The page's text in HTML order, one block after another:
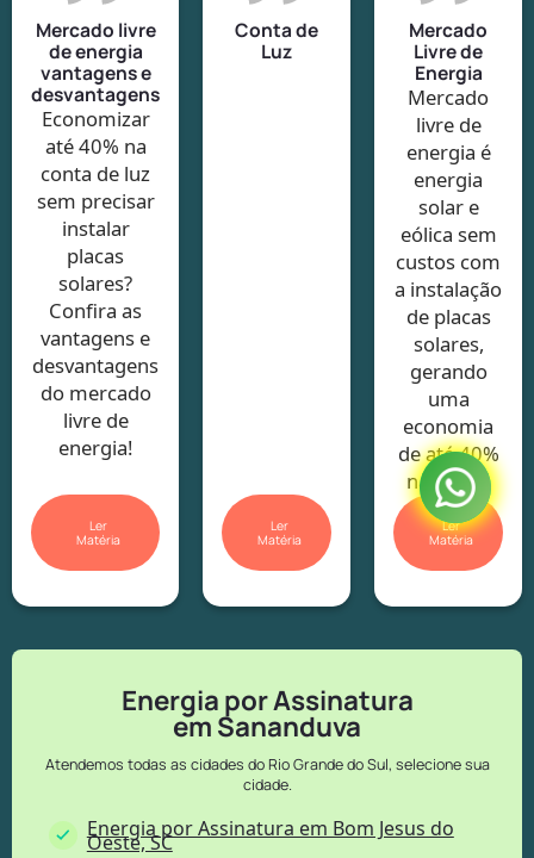
Mercado livre
de energia
vantagens e
desvantagens
Economizar
até 40% na
conta de luz
sem precisar
instalar
placas
solares?
Confira as
vantagens e
desvantagens
do mercado
livre de
energia!
Ler
Matéria
Conta de
Luz
Ler
Matéria
Mercado
Livre de
Energia
Mercado
livre de
energia é
energia
solar e
eólica sem
custos com
a instalação
de placas
solares,
gerando
uma
economia
de até 40%
na conta.
Ler
Matéria
Energia por Assinatura
em Sananduva
Atendemos todas as cidades do Rio Grande do Sul, selecione sua
cidade.
Energia por Assinatura em Bom Jesus do
Oeste, SC